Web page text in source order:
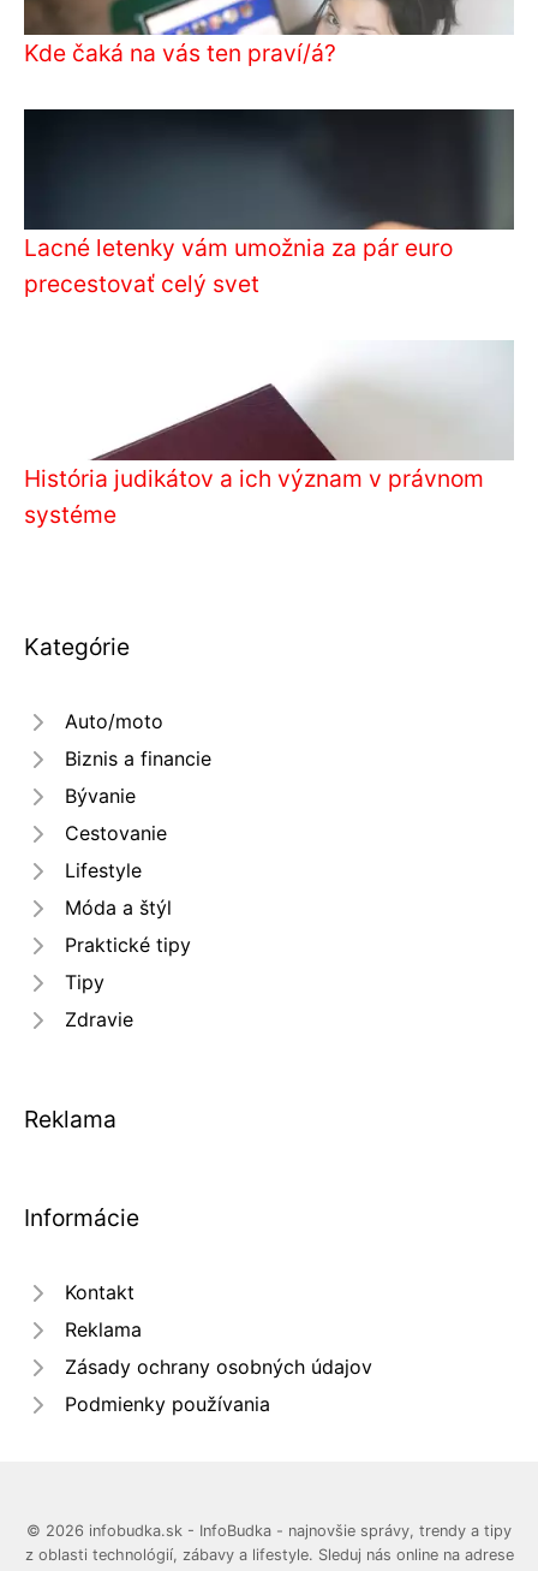
Kde čaká na vás ten praví/á?
Lacné letenky vám umožnia za pár euro
precestovať celý svet
História judikátov a ich význam v právnom
systéme
Kategórie
Auto/moto
Biznis a financie
Bývanie
Cestovanie
Lifestyle
Móda a štýl
Praktické tipy
Tipy
Zdravie
Reklama
Informácie
Kontakt
Reklama
Zásady ochrany osobných údajov
Podmienky používania
© 2026 infobudka.sk - InfoBudka - najnovšie správy, trendy a tipy
z oblasti technológií, zábavy a lifestyle. Sleduj nás online na adrese